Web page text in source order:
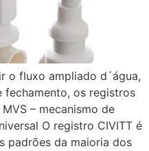
o fluxo ampliado d´água,
fechamento, os registros
– mecanismo de
O registro CIVITT é
padrões da maioria dos